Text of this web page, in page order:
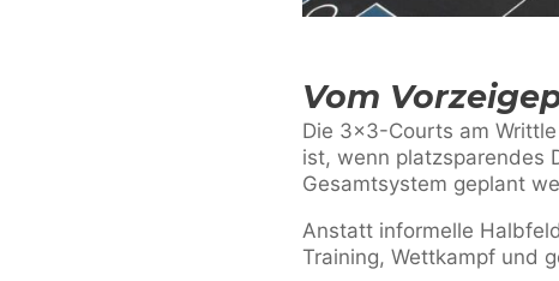
Vom
Die 3×3-Courts am
ist, wenn platzsparendes
Gesamtsystem geplant
Anstatt informelle
Training, Wettkampf und